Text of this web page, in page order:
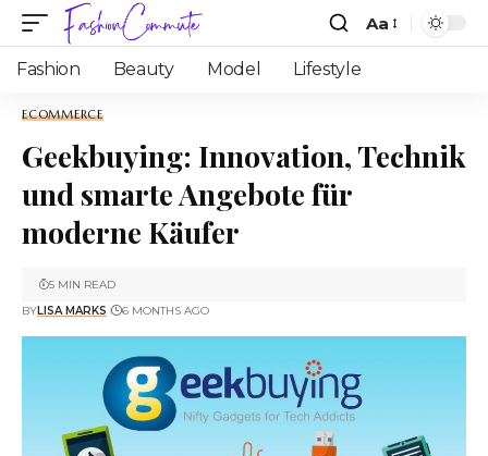
Aa
Fashion Beauty Model Lifestyle
ECOMMERCE
Geekbuying: Innovation, Technik
und smarte Angebote für
moderne Käufer
BYLISA MARKS 6 MONTHS AGO
5 MIN READ